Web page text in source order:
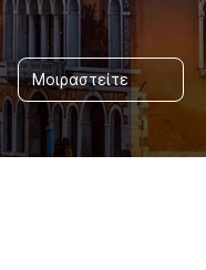
Μοιραστείτε